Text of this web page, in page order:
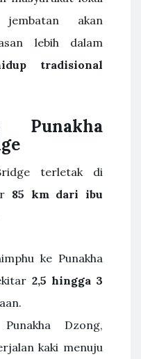
akan
lebih dalam
tradisional
Punakha
terletak di
85 km dari ibu
ke Punakha
2,5 hingga 3
Dzong,
kaki menuju